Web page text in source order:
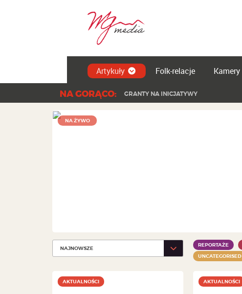
Artykuły Folk-relacje Kamery
NA GORĄCO: GRANTY NA INICJATYWY
NA ŻYWO
REPORTAŻE
UNCATEGORISED
AKTUALNOŚCI
AKTUALNOŚCI AKTUALNOŚCI
AKTUALNOŚCI